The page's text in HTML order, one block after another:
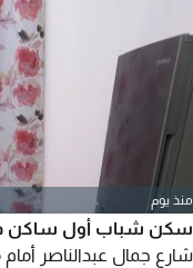
منذ يوم
شارع جمال عبدالناصر